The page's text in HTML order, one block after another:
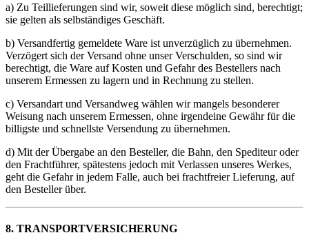
a) Zu Teillieferungen sind wir, soweit diese möglich sind, berechtigt;
sie gelten als selbständiges Geschäft.
b) Versandfertig gemeldete Ware ist unverzüglich zu übernehmen.
Verzögert sich der Versand ohne unser Verschulden, so sind wir
berechtigt, die Ware auf Kosten und Gefahr des Bestellers nach
unserem Ermessen zu lagern und in Rechnung zu stellen.
c) Versandart und Versandweg wählen wir mangels besonderer
Weisung nach unserem Ermessen, ohne irgendeine Gewähr für die
billigste und schnellste Versendung zu übernehmen.
d) Mit der Übergabe an den Besteller, die Bahn, den Spediteur oder
den Frachtführer, spätestens jedoch mit Verlassen unseres Werkes,
geht die Gefahr in jedem Falle, auch bei frachtfreier Lieferung, auf
den Besteller über.
8. TRANSPORTVERSICHERUNG